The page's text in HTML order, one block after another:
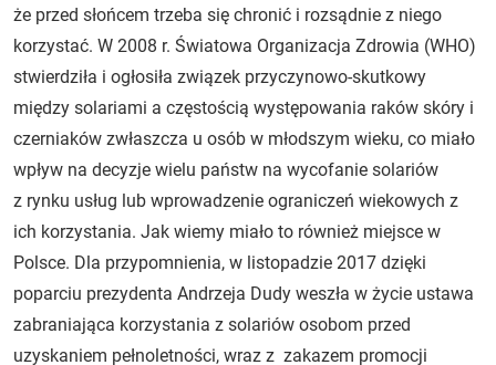
że przed słońcem trzeba się chronić i rozsądnie z niego
korzystać. W 2008 r. Światowa Organizacja Zdrowia (WHO)
stwierdziła i ogłosiła związek przyczynowo-skutkowy
między solariami a częstością występowania raków skóry i
czerniaków zwłaszcza u osób w młodszym wieku, co miało
wpływ na decyzje wielu państw na wycofanie solariów
z rynku usług lub wprowadzenie ograniczeń wiekowych z
ich korzystania. Jak wiemy miało to również miejsce w
Polsce. Dla przypomnienia, w listopadzie 2017 dzięki
poparciu prezydenta Andrzeja Dudy weszła w życie ustawa
zabraniająca korzystania z solariów osobom przed
uzyskaniem pełnoletności, wraz z zakazem promocji